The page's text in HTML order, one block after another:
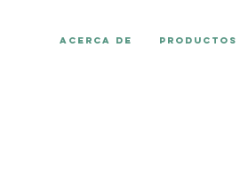
Acerca de PRODUCTOS